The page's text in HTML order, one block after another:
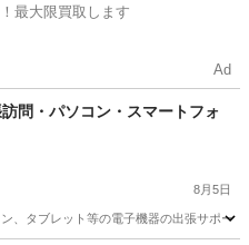
最大限買取します
Ad
訪問・パソコン・スマートフォ
8月5日
、タブレット等の電子機器の出張サポー